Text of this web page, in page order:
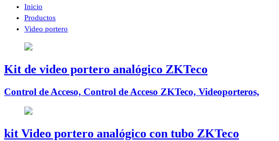
Inicio
Productos
Video portero
Kit de video portero analógico ZKTeco
Control de Acceso, Control de Acceso ZKTeco, Videoporteros,
kit Video portero analógico con tubo ZKTeco